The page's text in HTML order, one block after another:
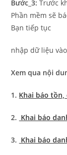
Bước_3: Trước
Phần mềm sẽ
Bạn tiếp tục
nhập dữ liệu
Xem qua nội
1. Khai báo
2. Khai báo
3. Khai báo